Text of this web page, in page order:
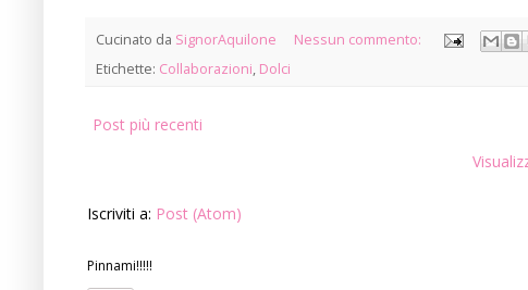
Cucinato da SignorAquilone
Nessun commento:
Etichette: Collaborazioni, Dolci
Post più recenti
Iscriviti a: Post (Atom)
Pinnami!!!!!